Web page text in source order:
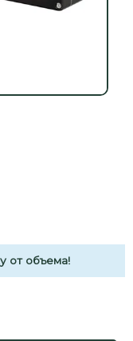
от объема!